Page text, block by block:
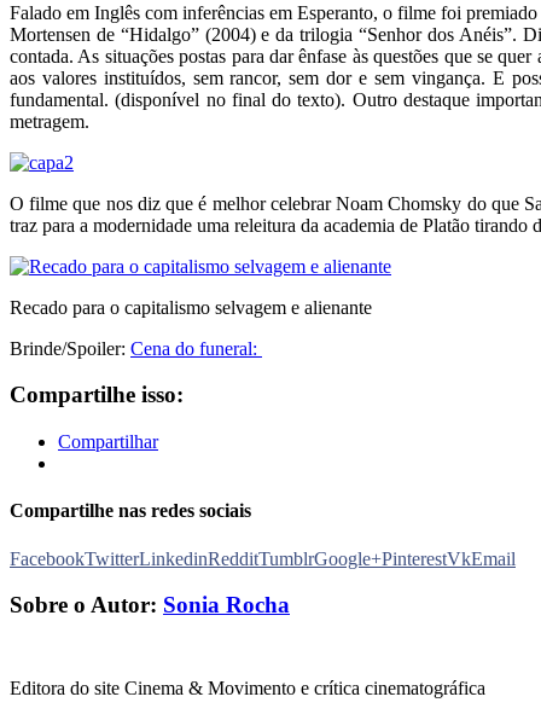
Falado em Inglês com inferências em Esperanto, o filme foi
Mortensen de “Hidalgo” (2004) e da trilogia “Senhor dos Anéis”.
contada. As situações postas para dar ênfase às questões que se
aos valores instituídos, sem rancor, sem dor e sem vingança. E
fundamental. (disponível no final do texto). Outro destaque
metragem.
O filme que nos diz que é melhor celebrar Noam Chomsky do que
traz para a modernidade uma releitura da academia de Platão
Recado para o capitalismo selvagem e alienante
Brinde/Spoiler: Cena do funeral:
Compartilhe isso:
Compartilhar
Compartilhe nas redes sociais
FacebookTwitterLinkedinRedditTumblrGoogle+PinterestVkEmail
Sobre o Autor: Sonia Rocha
Editora do site Cinema & Movimento e crítica cinematográfica